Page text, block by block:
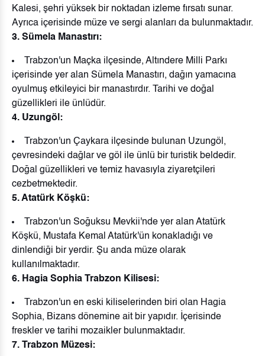
Kalesi, şehri yüksek bir noktadan izleme fırsatı sunar.
Ayrıca içerisinde müze ve sergi alanları da bulunmaktadır.
3. Sümela Manastırı:
Trabzon'un Maçka ilçesinde, Altındere Milli Parkı
içerisinde yer alan Sümela Manastırı, dağın yamacına
oyulmuş etkileyici bir manastırdır. Tarihi ve doğal
güzellikleri ile ünlüdür.
4. Uzungöl:
Trabzon'un Çaykara ilçesinde bulunan Uzungöl,
çevresindeki dağlar ve göl ile ünlü bir turistik beldedir.
Doğal güzellikleri ve temiz havasıyla ziyaretçileri
cezbetmektedir.
5. Atatürk Köşkü:
Trabzon'un Soğuksu Mevkii'nde yer alan Atatürk
Köşkü, Mustafa Kemal Atatürk'ün konakladığı ve
dinlendiği bir yerdir. Şu anda müze olarak
kullanılmaktadır.
6. Hagia Sophia Trabzon Kilisesi:
Trabzon'un en eski kiliselerinden biri olan Hagia
Sophia, Bizans dönemine ait bir yapıdır. İçerisinde
freskler ve tarihi mozaikler bulunmaktadır.
7. Trabzon Müzesi: